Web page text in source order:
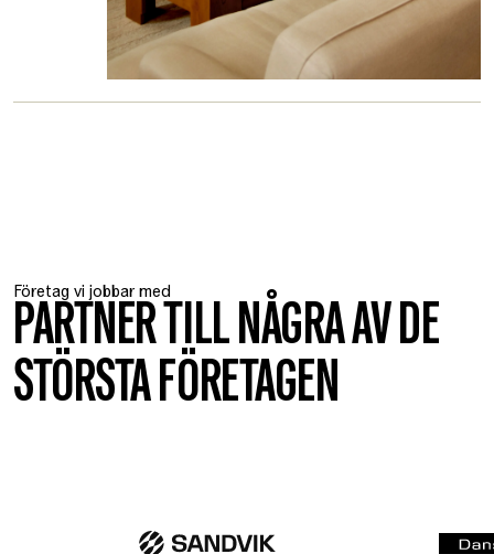
Företag vi jobbar med
PARTNER TILL NÅGRA AV DE
STÖRSTA FÖRETAGEN